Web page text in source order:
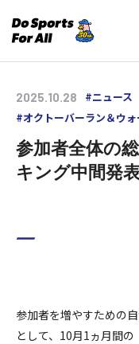
参加者全体の
キング中間発
2025.10.28 #ニュース
#オクトーバーラン＆ウ
参加者を増やすための
として、10月1ヵ月間